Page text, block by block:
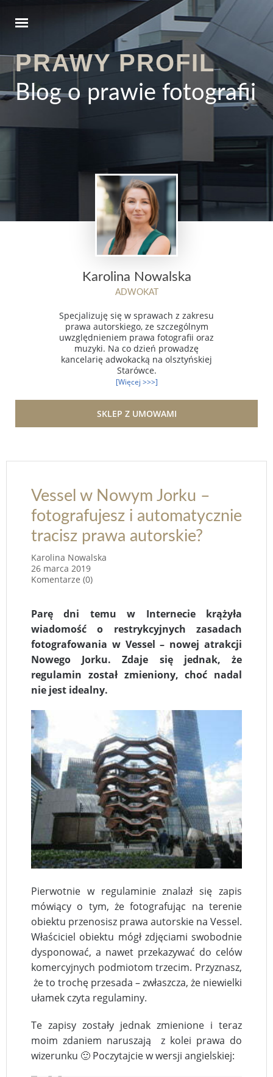
PRAWY PROFIL
Blog o prawie fotografii
Karolina Nowalska
ADWOKAT
Specjalizuję się w sprawach z zakresu
prawa autorskiego, ze szczególnym
uwzględnieniem prawa fotografii oraz
muzyki. Na co dzień prowadzę
kancelarię adwokacką na olsztyńskiej
Starówce.
[Więcej >>>]
SKLEP Z UMOWAMI
Vessel w Nowym Jorku –
fotografujesz i automatycznie
tracisz prawa autorskie?
Karolina Nowalska
26 marca 2019
Komentarze (0)
Parę dni temu w Internecie krążyła
wiadomość o restrykcyjnych zasadach
fotografowania w Vessel – nowej atrakcji
Nowego Jorku. Zdaje się jednak, że
regulamin został zmieniony, choć nadal
nie jest idealny.
Pierwotnie w regulaminie znalazł się zapis
mówiący o tym, że fotografując na terenie
obiektu przenosisz prawa autorskie na Vessel.
Właściciel obiektu mógł zdjęciami swobodnie
dysponować, a nawet przekazywać do celów
komercyjnych podmiotom trzecim. Przyznasz,
że to trochę przesada – zwłaszcza, że niewielki
ułamek czyta regulaminy.
Te zapisy zostały jednak zmienione i teraz
moim zdaniem naruszają z kolei prawa do
wizerunku 🙂 Poczytajcie w wersji angielskiej: